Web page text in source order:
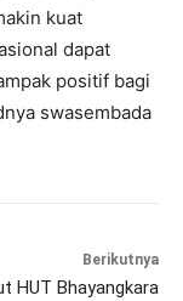
kuat
dapat
positif bagi
swasembada
Berikutnya
HUT Bhayangkara